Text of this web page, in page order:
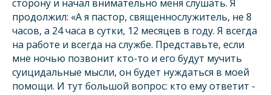
сторону и начал внимательно меня слушать. Я
продолжил: «А я пастор, священнослужитель, не 8
часов, а 24 часа в сутки, 12 месяцев в году. Я всегда
на работе и всегда на службе. Представьте, если
мне ночью позвонит кто-то и его будут мучить
суицидальные мысли, он будет нуждаться в моей
помощи. И тут большой вопрос: кто ему ответит -